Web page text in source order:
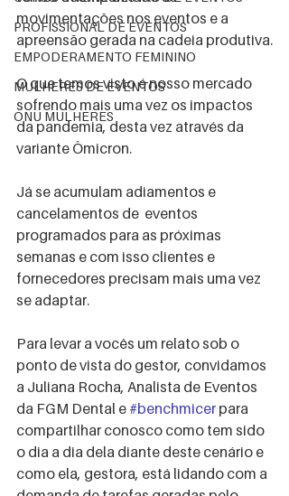
PROFISSIONAL DE EVENTOS
EMPODERAMENTO FEMININO
MULHERES DE EVENTOS
ONU MULHERES
movimentações nos eventos e a
apreensão gerada na cadeia produtiva.
O que temos visto é nosso mercado
sofrendo mais uma vez os impactos
da pandemia, desta vez através da
variante Ômicron.
Já se acumulam adiamentos e
cancelamentos de  eventos
programados para as próximas
semanas e com isso clientes e
fornecedores precisam mais uma vez
se adaptar.
Para levar a vocês um relato sob o
ponto de vista do gestor, convidamos
a Juliana Rocha, Analista de Eventos
da FGM Dental e #benchmicer para
compartilhar conosco como tem sido
o dia a dia dela diante deste cenário e
como ela, gestora, está lidando com a